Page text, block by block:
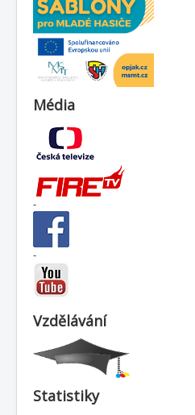
Média
-
-
Vzdělávání
Statistiky